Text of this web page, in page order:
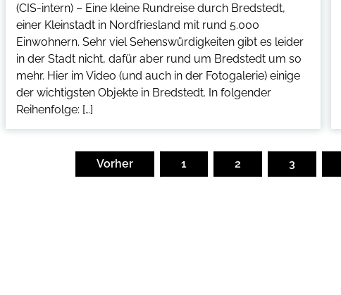
(CIS-intern) – Eine kleine Rundreise durch Bredstedt,
einer Kleinstadt in Nordfriesland mit rund 5.000
Einwohnern. Sehr viel Sehenswürdigkeiten gibt es leider
in der Stadt nicht, dafür aber rund um Bredstedt um so
mehr. Hier im Video (und auch in der Fotogalerie) einige
der wichtigsten Objekte in Bredstedt. In folgender
Reihenfolge: […]
Vorher 1 2 3